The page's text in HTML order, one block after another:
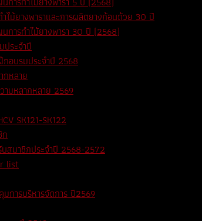
ไม้ยางพาราและการผลิตยางก้อนถ้วย 30 ปี
การทำไม้ยางพารา 30 ปี (2568)
ระจำปี
อบรมประจำปี 2568
กหลาย
ามหลากหลาย 2569
SK121-SK122
สมาชิกประจำปี 2568-2572
list
การบริหารจัดการ ปี2569